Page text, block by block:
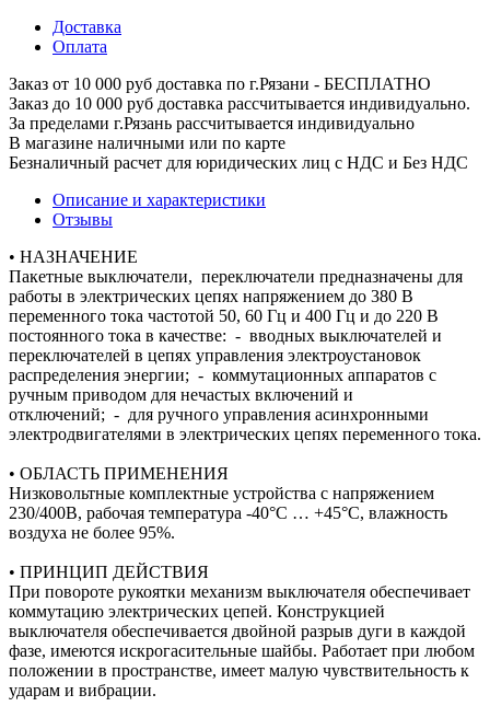
Доставка
Оплата
Заказ от 10 000 руб доставка по г.Рязани - БЕСПЛАТНО
Заказ до 10 000 руб доставка рассчитывается индивидуально.
За пределами г.Рязань рассчитывается индивидуально
В магазине наличными или по карте
Безналичный расчет для юридических лиц с НДС и Без НДС
Описание и характеристики
Отзывы
• НАЗНАЧЕНИЕ
Пакетные выключатели, переключатели предназначены для
работы в электрических цепях напряжением до 380 В
переменного тока частотой 50, 60 Гц и 400 Гц и до 220 В
постоянного тока в качестве: - вводных выключателей и
переключателей в цепях управления электроустановок
распределения энергии; - коммутационных аппаратов с
ручным приводом для нечастых включений и
отключений; - для ручного управления асинхронными
электродвигателями в электрических цепях переменного тока.
• ОБЛАСТЬ ПРИМЕНЕНИЯ
Низковольтные комплектные устройства с напряжением
230/400В, рабочая температура -40°С … +45°С, влажность
воздуха не более 95%.
• ПРИНЦИП ДЕЙСТВИЯ
При повороте рукоятки механизм выключателя обеспечивает
коммутацию электрических цепей. Конструкцией
выключателя обеспечивается двойной разрыв дуги в каждой
фазе, имеются искрогасительные шайбы. Работает при любом
положении в пространстве, имеет малую чувствительность к
ударам и вибрации.